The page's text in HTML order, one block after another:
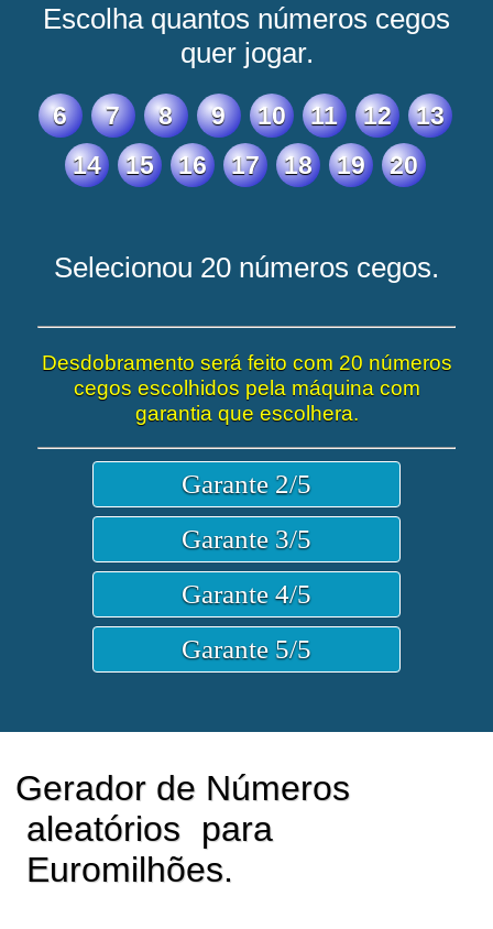
Escolha quantos números cegos
quer jogar.
6 7 8 9 10 11 12
13
14
15 16 17 18 19 20
Selecionou 20 números cegos.
Desdobramento será feito com 20 números
cegos escolhidos pela máquina com
garantia que escolhera.
Gerador de Números
aleatórios para
Euromilhões.